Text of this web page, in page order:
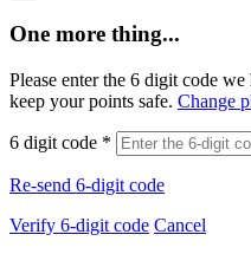
One more thing...
Please enter the 6 digit code
keep your points safe. Change
6 digit code *
Re-send 6-digit code
Verify 6-digit code Cancel